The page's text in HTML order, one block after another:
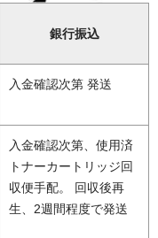
銀行振込
入金確認次第 発送
入金確認次第、使用済
トナーカートリッジ回
収便手配。 回収後再
生、2週間程度で発送